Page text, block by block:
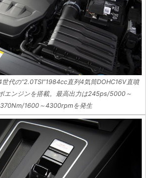
代の“2.0TSI”1984cc直列4気筒DOHC16V直噴
エンジンを搭載。最高出力は245ps/5000～
1600～4300rpmを発生